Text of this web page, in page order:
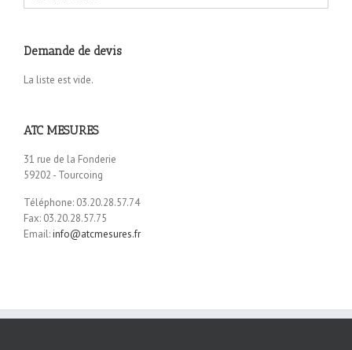
Demande de devis
La liste est vide.
ATC MESURES
31 rue de la Fonderie
59202 - Tourcoing
Téléphone: 03.20.28.57.74
Fax: 03.20.28.57.75
Email:info@atcmesures.fr